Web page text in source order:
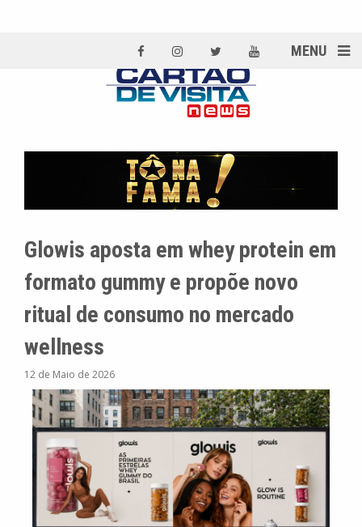
MENU
Glowis aposta em whey protein em
formato gummy e propõe novo
ritual de consumo no mercado
wellness
12 de Maio de 2026